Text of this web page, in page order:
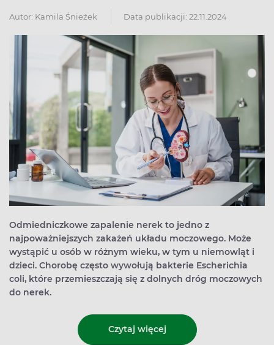
Autor: Kamila Śnieżek Data publikacji: 22.11.2024
Odmiedniczkowe zapalenie nerek to jedno z
najpoważniejszych zakażeń układu moczowego. Może
wystąpić u osób w różnym wieku, w tym u niemowląt i
dzieci. Chorobę często wywołują bakterie Escherichia
coli, które przemieszczają się z dolnych dróg moczowych
do nerek.
Czytaj więcej